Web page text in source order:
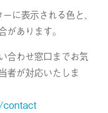
に表示される色と、
あります。
合わせ窓口までお気
者が対応いたしま